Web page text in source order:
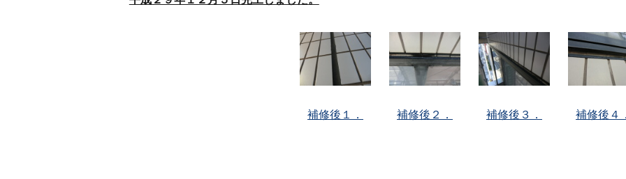
補修後１． 補修後２． 補修後３． 補修後４